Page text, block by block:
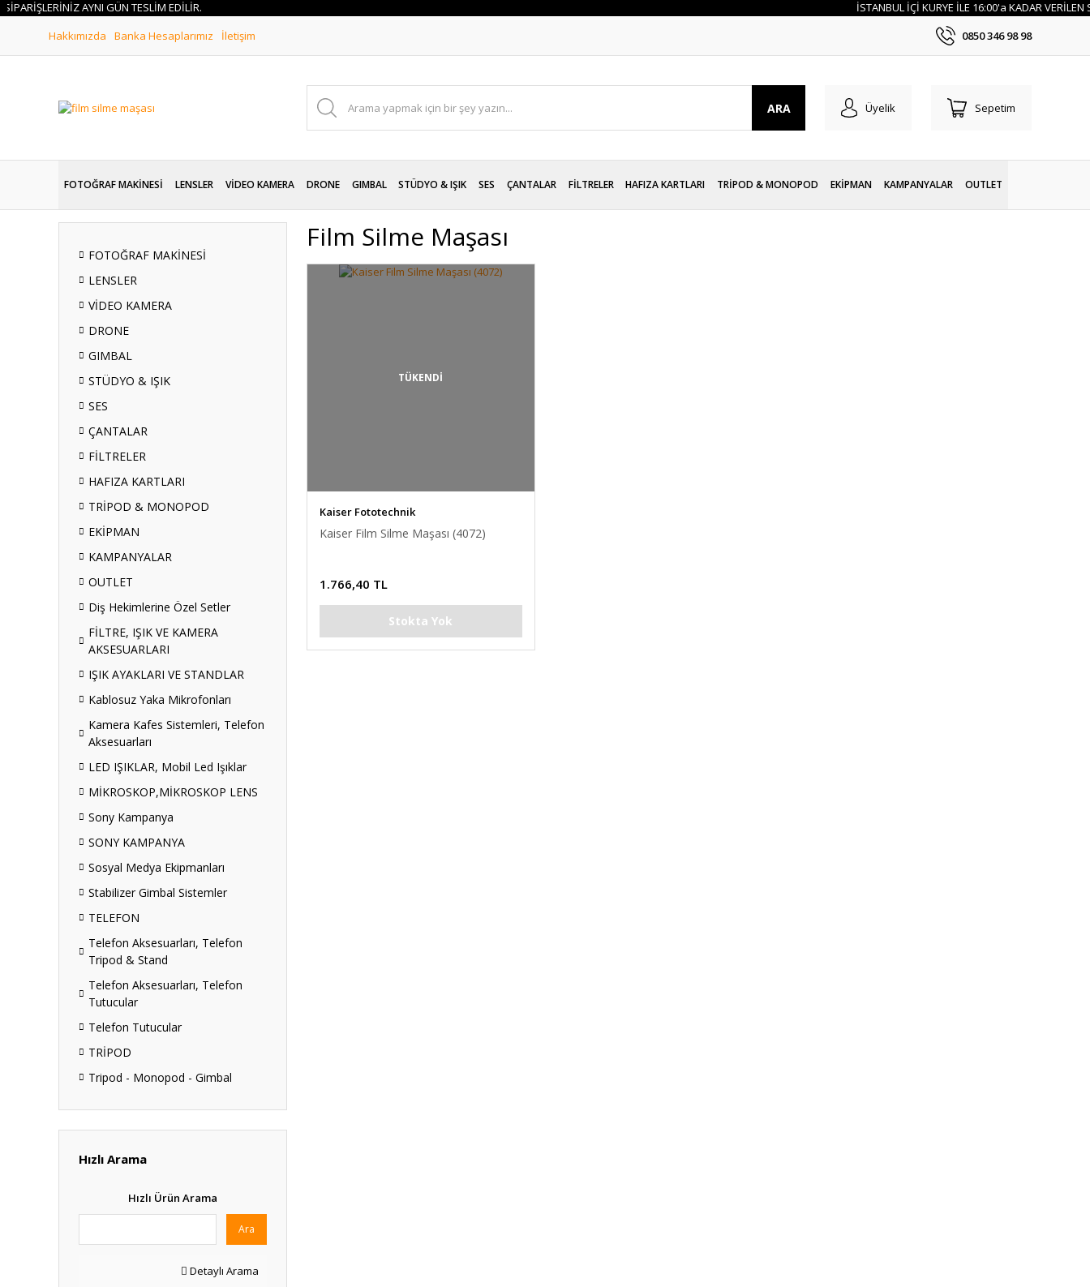
AYNI GÜN TESLİM EDİLİR.
İSTANBUL İÇİ KURYE İLE 16:00'a KADAR VERİLEN
Hakkımızda
Banka Hesaplarımız İletişim 0850 346 98 98
ARA Üyelik Sepetim
FOTOĞRAF MAKİNESİ LENSLER VİDEO KAMERA DRONE GIMBAL STÜDYO & IŞIK SES ÇANTALAR FİLTRELER HAFIZA KARTLARI TRİPOD & MONOPOD EKİPMAN KAMPANYALAR OUTLET
FOTOĞRAF MAKİNESİ
LENSLER
VİDEO KAMERA
DRONE
GIMBAL
STÜDYO & IŞIK
SES
ÇANTALAR
FİLTRELER
HAFIZA KARTLARI
TRİPOD & MONOPOD
EKİPMAN
KAMPANYALAR
OUTLET
Diş Hekimlerine Özel Setler
FİLTRE, IŞIK VE KAMERA
AKSESUARLARI
IŞIK AYAKLARI VE STANDLAR
Kablosuz Yaka Mikrofonları
Kamera Kafes Sistemleri, Telefon
Aksesuarları
LED IŞIKLAR, Mobil Led Işıklar
MİKROSKOP,MİKROSKOP LENS
Sony Kampanya
SONY KAMPANYA
Sosyal Medya Ekipmanları
Stabilizer Gimbal Sistemler
TELEFON
Telefon Aksesuarları, Telefon
Tripod & Stand
Telefon Aksesuarları, Telefon
Tutucular
Telefon Tutucular
TRİPOD
Tripod - Monopod - Gimbal
Hızlı Arama
Hızlı Ürün Arama
Ara
Detaylı Arama
Film Silme Maşası
TÜKENDİ
Kaiser Fototechnik
Kaiser Film Silme Maşası (4072)
1.766,40 TL
Stokta Yok